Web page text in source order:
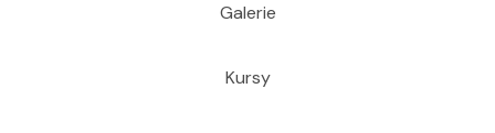
Galerie
Kursy